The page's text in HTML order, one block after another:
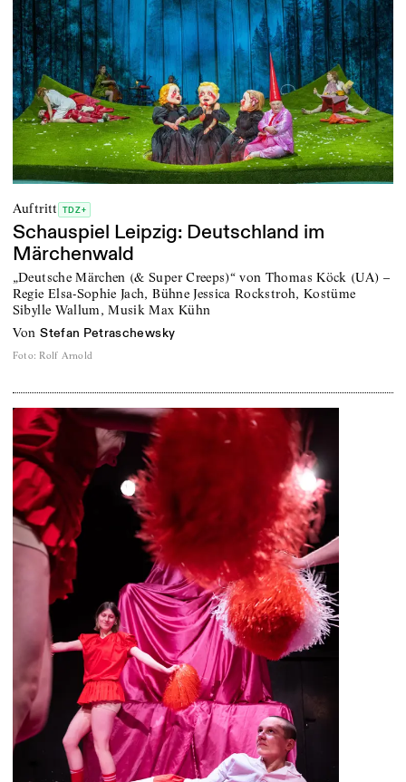
Auftritt TDZ+
Schauspiel Leipzig: Deutschland im
Märchenwald
„Deutsche Märchen (& Super Creeps)“ von Thomas Köck (UA) –
Regie Elsa-Sophie Jach, Bühne Jessica Rockstroh, Kostüme
Sibylle Wallum, Musik Max Kühn
von Stefan Petraschewsky
Foto: Rolf Arnold